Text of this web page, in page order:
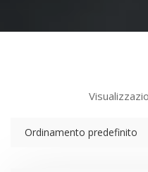
Ordinamento predefinito